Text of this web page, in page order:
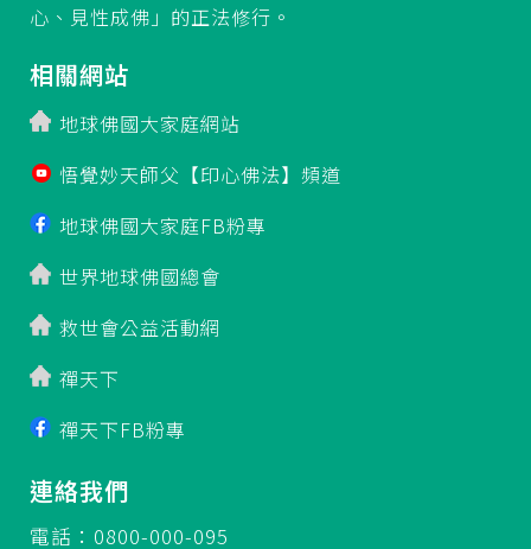
心、見性成佛」的正法修行。
相關網站
地球佛國大家庭網站
悟覺妙天師父【印心佛法】頻道
地球佛國大家庭FB粉專
世界地球佛國總會
救世會公益活動網
禪天下
禪天下FB粉專
連絡我們
電話：0800-000-095